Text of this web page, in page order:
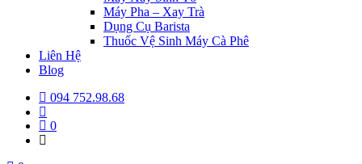
Máy Pha – Xay Trà
Dụng Cụ Barista
Thuốc Vệ Sinh Máy Cà Phê
Liên Hệ
Blog
094 752.98.68
0